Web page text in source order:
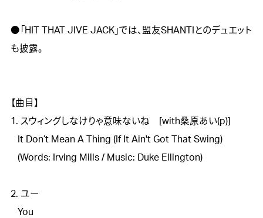
●「HIT THAT JIVE JACK」では、盟友SHANTIとのデュエット
も披露。
【曲目】
1. スウィングしなけりゃ意味ないね　[with桑原あい(p)]
2. ユー